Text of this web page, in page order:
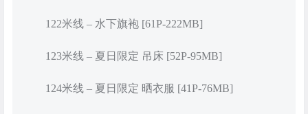
122米线 – 水下旗袍 [61P-222MB]
123米线 – 夏日限定 吊床 [52P-95MB]
124米线 – 夏日限定 晒衣服 [41P-76MB]